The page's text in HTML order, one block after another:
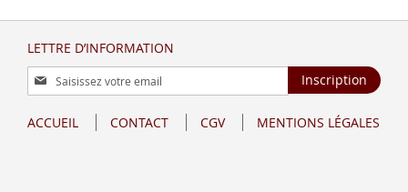
LETTRE D’INFORMATION
Inscription
à
lettre
Inscription
ACCUEIL CONTACT CGV MENTIONS LÉGALES